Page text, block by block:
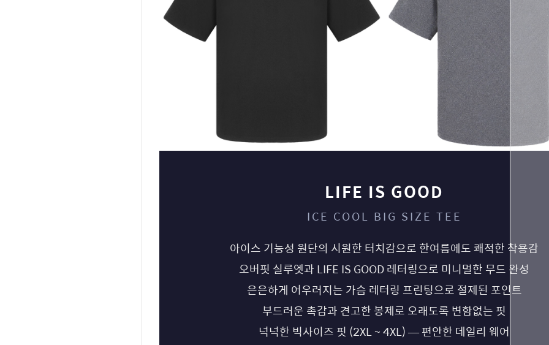
LIFE IS GOOD
ICE COOL BIG SIZE TEE
아이스 기능성 원단의 시원한 터치감으로 한여름에도 쾌적한 착용감
오버핏 실루엣과 LIFE IS GOOD 레터링으로 미니멀한 무드 완성
은은하게 어우러지는 가슴 레터링 프린팅으로 절제된 포인트
부드러운 촉감과 견고한 봉제로 오래도록 변함없는 핏
넉넉한 빅사이즈 핏 (2XL ~ 4XL) — 편안한 데일리 웨어